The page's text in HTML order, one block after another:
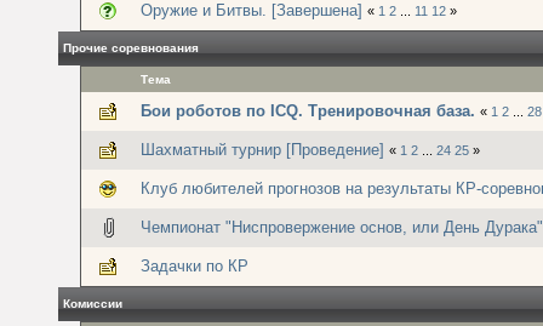
Оружие и Битвы. [Завершена] « 1 2 11 12 »
Прочие соревнования
Тема
Бои роботов по ICQ. Тренировочная база. « 1 2 28
Шахматный турнир [Проведение] « 1 2 24 25 »
Клуб любителей прогнозов на результаты КР-
Чемпионат "Ниспровержение основ, или День
Задачки по КР
Комиссии